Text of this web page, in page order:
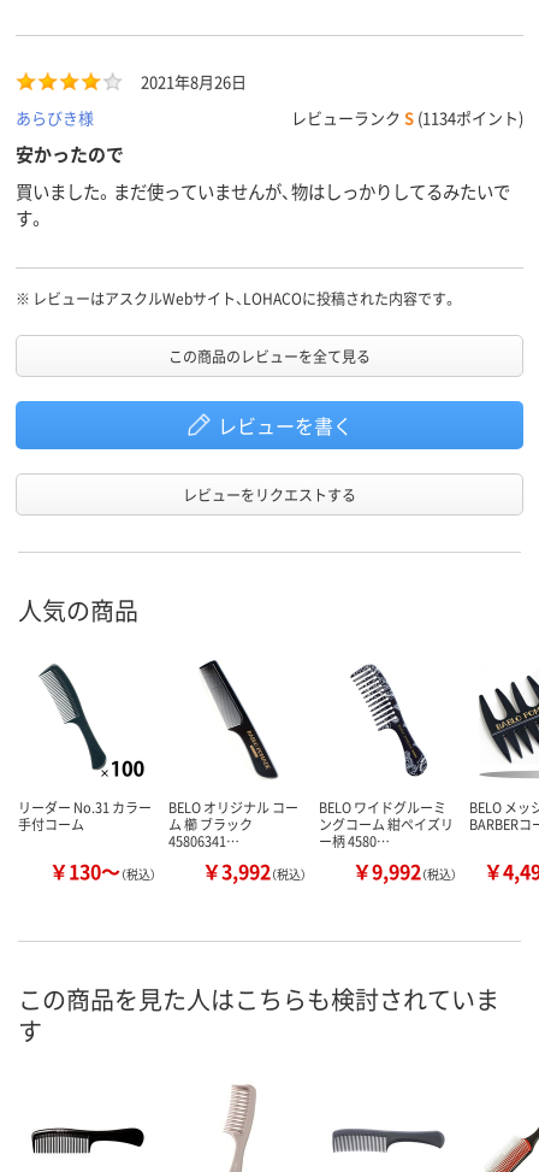
2021年8月26日
あらびき様
レビューランク S (1134ポイント)
安かったので
買いました。まだ使っていませんが、物はしっかりしてるみたいで
す。
※ レビューはアスクルWebサイト、LOHACOに投稿された内容です。
この商品のレビューを全て見る
レビューを書く
レビューをリクエストする
人気の商品
リーダー No.31 カラー
手付コーム
￥130～（税込）
BELO オリジナル コー
ム 櫛 ブラック
45806341…
￥3,992（税込）
BELO ワイドグルーミ
ングコーム 紺ペイズリ
ー柄 4580…
￥9,992（税込）
BELO メッ
BARBERコ
￥
この商品を見た人はこちらも検討されていま
す